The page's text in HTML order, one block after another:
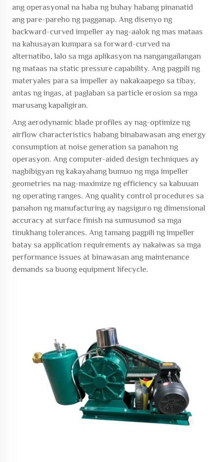
ang operasyonal na haba ng buhay habang pinanatid
ang pare-pareho ng pagganap. Ang disenyo ng
backward-curved impeller ay nag-aalok ng mas mataas
na kahusayan kumpara sa forward-curved na
alternatibo, lalo sa mga aplikasyon na nangangailangan
ng mataas na static pressure capability. Ang pagpili ng
materyales para sa impeller ay nakakaapego sa tibay,
antas ng ingas, at paglaban sa particle erosion sa mga
marusang kapaligiran.
Ang aerodynamic blade profiles ay nag-optimize ng
airflow characteristics habang binabawasan ang energy
consumption at noise generation sa panahon ng
operasyon. Ang computer-aided design techniques ay
nagbibigyan ng kakayahang bumuo ng mga impeller
geometries na nag-maximize ng efficiency sa kabuuan
ng operating ranges. Ang quality control procedures sa
panahon ng manufacturing ay nagsiguro ng dimensional
accuracy at surface finish na sumusunod sa mga
tinukhang tolerances. Ang tamang pagpili ng impeller
batay sa application requirements ay nakaiwas sa mga
performance issues at binawasan ang maintenance
demands sa buong equipment lifecycle.